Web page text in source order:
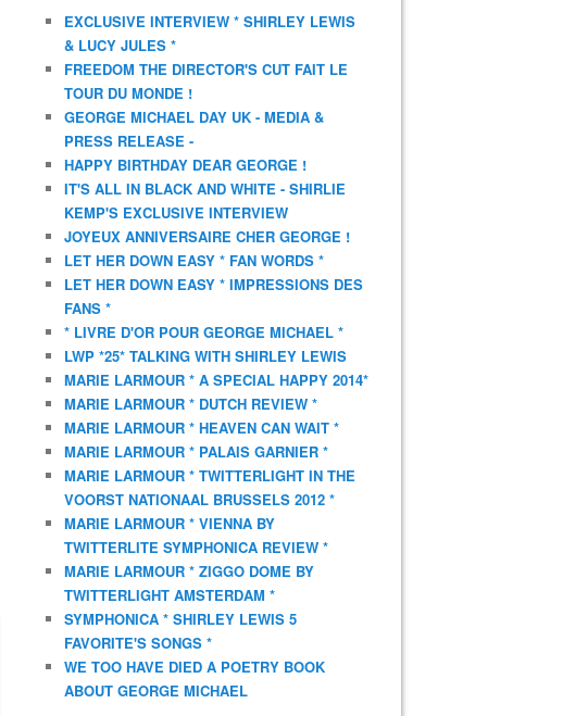
EXCLUSIVE INTERVIEW * SHIRLEY LEWIS
& LUCY JULES *
FREEDOM THE DIRECTOR'S CUT FAIT LE
TOUR DU MONDE !
GEORGE MICHAEL DAY UK - MEDIA &
PRESS RELEASE -
HAPPY BIRTHDAY DEAR GEORGE !
IT'S ALL IN BLACK AND WHITE - SHIRLIE
KEMP'S EXCLUSIVE INTERVIEW
JOYEUX ANNIVERSAIRE CHER GEORGE !
LET HER DOWN EASY * FAN WORDS *
LET HER DOWN EASY * IMPRESSIONS DES
FANS *
* LIVRE D'OR POUR GEORGE MICHAEL *
LWP *25* TALKING WITH SHIRLEY LEWIS
MARIE LARMOUR * A SPECIAL HAPPY 2014*
MARIE LARMOUR * DUTCH REVIEW *
MARIE LARMOUR * HEAVEN CAN WAIT *
MARIE LARMOUR * PALAIS GARNIER *
MARIE LARMOUR * TWITTERLIGHT IN THE
VOORST NATIONAAL BRUSSELS 2012 *
MARIE LARMOUR * VIENNA BY
TWITTERLITE SYMPHONICA REVIEW *
MARIE LARMOUR * ZIGGO DOME BY
TWITTERLIGHT AMSTERDAM *
SYMPHONICA * SHIRLEY LEWIS 5
FAVORITE'S SONGS *
WE TOO HAVE DIED A POETRY BOOK
ABOUT GEORGE MICHAEL